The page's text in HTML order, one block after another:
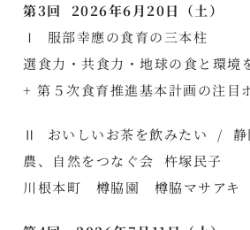
第3回 2026年6月20日（土）
Ⅰ 服部幸應の食育の三本柱
選食力・共食力・地球の食と環
+ 第５次食育推進基本計画の注目
Ⅱ おいしいお茶を飲みたい / 静
農、自然をつなぐ会 杵塚民子
川根本町 樽脇園 樽脇マサアキ